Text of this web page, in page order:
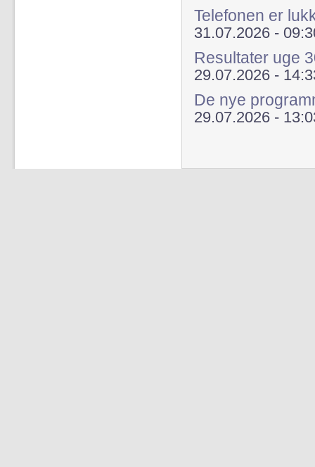
Telefonen er
31.07.2026 -
Resultater uge
29.07.2026 -
De nye
29.07.2026 -